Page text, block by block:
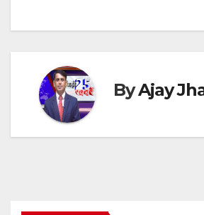
k
ByAjay